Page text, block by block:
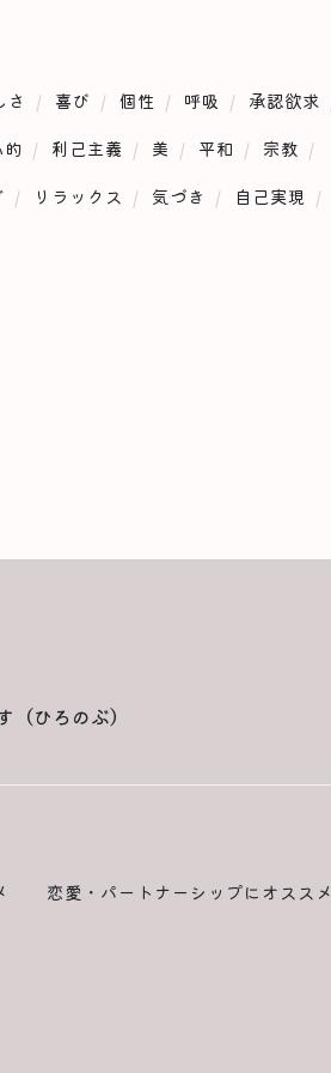
さ 喜び 個性 呼吸
承認欲求
的 利己主義 美 平和
宗教
リラックス 気づき
自己実現
ひろのぶ）
恋愛・パートナーシップにオススメ